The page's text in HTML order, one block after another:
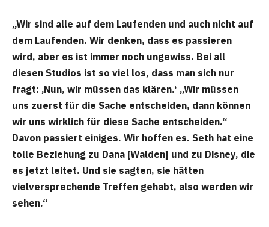
„Wir sind alle auf dem Laufenden und auch nicht auf
dem Laufenden. Wir denken, dass es passieren
wird, aber es ist immer noch ungewiss. Bei all
diesen Studios ist so viel los, dass man sich nur
fragt: ‚Nun, wir müssen das klären.‘ „Wir müssen
uns zuerst für die Sache entscheiden, dann können
wir uns wirklich für diese Sache entscheiden.“
Davon passiert einiges. Wir hoffen es. Seth hat eine
tolle Beziehung zu Dana [Walden] und zu Disney, die
es jetzt leitet. Und sie sagten, sie hätten
vielversprechende Treffen gehabt, also werden wir
sehen.“